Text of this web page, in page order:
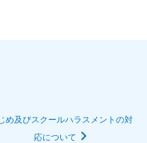
め及びスクールハラスメントの対
応について